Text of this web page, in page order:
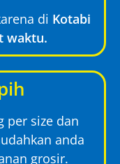
di Kotabi
waktu.
per size dan
anda
grosir.